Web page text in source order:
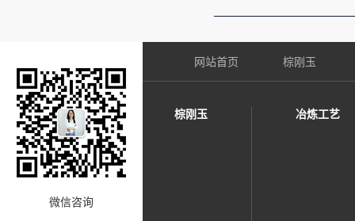
微信咨询
网站首页 棕刚玉
棕刚玉 冶炼工艺